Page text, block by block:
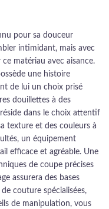
pour sa douceur
intimidant, mais avec
matériau avec aisance.
une histoire
de lui un choix prisé
douillettes à des
dans le choix attentif
texture et des couleurs à
un équipement
efficace et agréable. Une
de coupe précises
assurera des bases
couture spécialisées,
de manipulation, vous